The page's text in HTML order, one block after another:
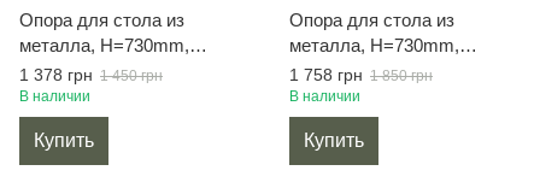
Опора для стола из
металла, H=730mm,
600×200mm (труба:
60x20x1,2mm)
1 378 грн 1 450 грн
В наличии
Купить
Опора для стола из
металла, H=730mm,
500×108mm (пластина:
100x4,0mm)
1 758 грн 1 850 грн
В наличии
Купить